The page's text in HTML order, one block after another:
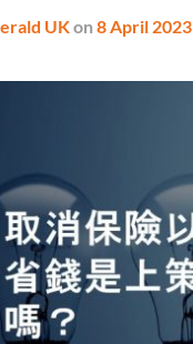
UKon 8 April 2023